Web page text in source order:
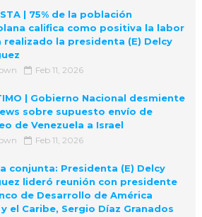
| 75% de la población
califica como positiva la labor
realizado la presidenta (E) Delcy
Feb 11, 2026
| Gobierno Nacional desmiente
sobre supuesto envío de
de Venezuela a Israel
Feb 11, 2026
conjunta: Presidenta (E) Delcy
lideró reunión con presidente
de Desarrollo de América
el Caribe, Sergio Díaz Granados